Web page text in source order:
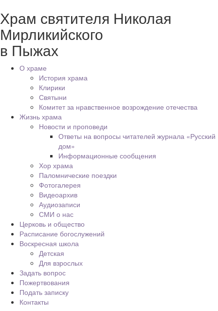
Храм святителя Николая
Мирликийского
в Пыжах
О храме
История храма
Клирики
Святыни
Комитет за нравственное возрождение отечества
Жизнь храма
Новости и проповеди
Ответы на вопросы читателей журнала «Русский
дом»
Информационные сообщения
Хор храма
Паломнические поездки
Фотогалерея
Видеоархив
Аудиозаписи
СМИ о нас
Церковь и общество
Расписание богослужений
Воскресная школа
Детская
Для взрослых
Задать вопрос
Пожертвования
Подать записку
Контакты